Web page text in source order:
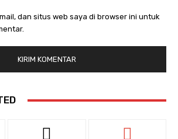
dan situs web saya di browser ini untuk